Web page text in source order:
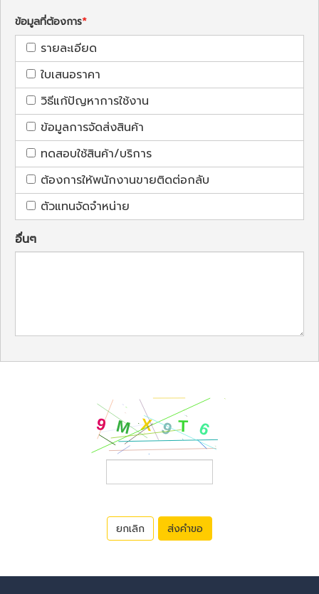
ข้อมูลที่ต้องการ
รายละเอียด
ใบเสนอราคา
วิธีแก้ปัญหาการใช้งาน
ข้อมูลการจัดส่งสินค้า
ทดสอบใช้สินค้า/บริการ
ต้องการให้พนักงานขายติดต่อกลับ
ตัวแทนจัดจำหน่าย
อื่นๆ
ยกเลิก ส่งคำขอ